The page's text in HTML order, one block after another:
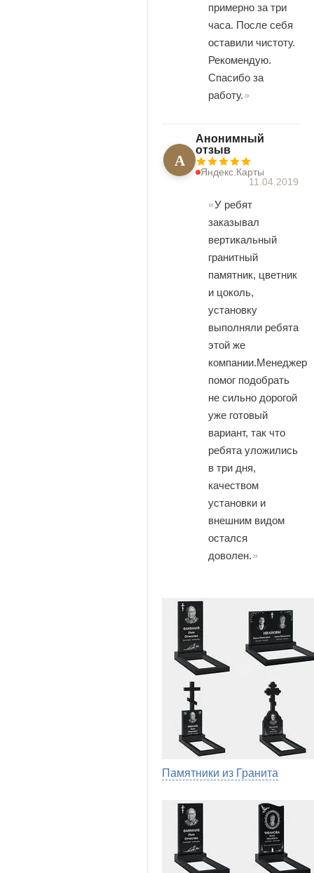
примерно за три
часа. После себя
оставили чистоту.
Рекомендую.
Спасибо за
работу.
А
Анонимный
отзыв
Яндекс.Карты
11.04.2019
У ребят
заказывал
вертикальный
гранитный
памятник, цветник
и цоколь,
установку
выполняли ребята
этой же
компании.Менеджер
помог подобрать
не сильно дорогой
уже готовый
вариант, так что
ребята уложились
в три дня,
качеством
установки и
внешним видом
остался
доволен.
Памятники из Гранита